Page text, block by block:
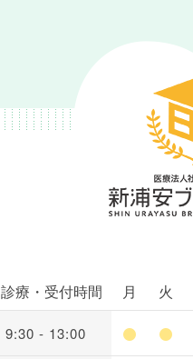
診療・受付時間 月 火
9:30 - 13:00